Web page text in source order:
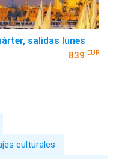
salidas lunes
839 EUR
culturales